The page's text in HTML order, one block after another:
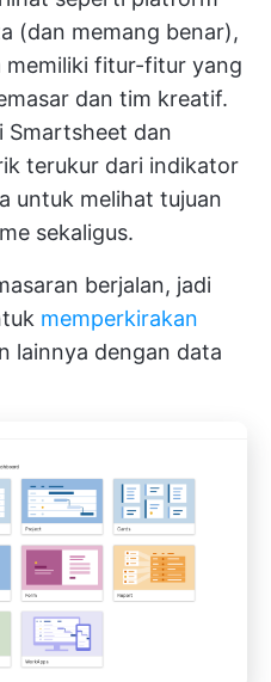
(dan memang benar),
memiliki fitur-fitur yang
dan tim kreatif.
Smartsheet dan
terukur dari indikator
untuk melihat tujuan
sekaligus.
berjalan, jadi
memperkirakan
lainnya dengan data